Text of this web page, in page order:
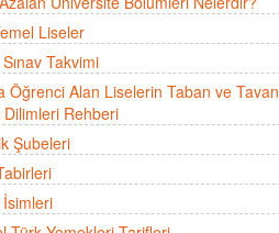
Liseler
Takvimi
Öğrenci Alan Liselerin Taban ve Tavan
Dilimleri Rehberi
Şubeleri